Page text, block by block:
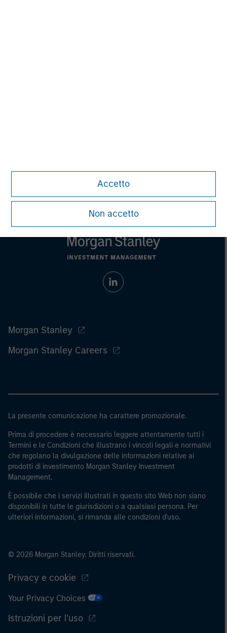
Accetto
Non accetto
Morgan Stanley
Morgan Stanley Careers
La presente comunicazione ha carattere promozionale.
Prima di procedere è necessario leggere attentamente tutti i
Termini e le Condizioni che illustrano i vincoli legali e normativi
che regolano la divulgazione delle informazioni relative ai
prodotti di investimento Morgan Stanley Investment
Management.
È possibile che i servizi illustrati in questo sito Web non siano
disponibili in tutte le giurisdizioni o a qualsiasi persona. Per
ulteriori informazioni, si rimanda alle condizioni d'uso.
© 2026 Morgan Stanley. Diritti riservati.
Privacy e cookie
Your Privacy Choices
Istruzioni per l'uso